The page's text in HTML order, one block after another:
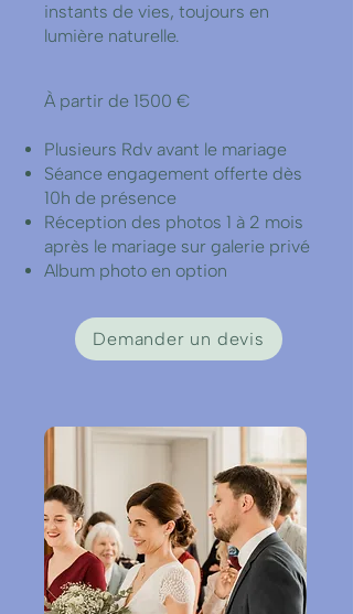
instants de vies, toujours en
lumière naturelle.
À partir de 1500 €​
Plusieurs Rdv avant le mariage
Séance engagement offerte dès
10h de présence
Réception des photos 1 à 2 mois
après le mariage sur galerie privé
Album photo en option
Demander un devis